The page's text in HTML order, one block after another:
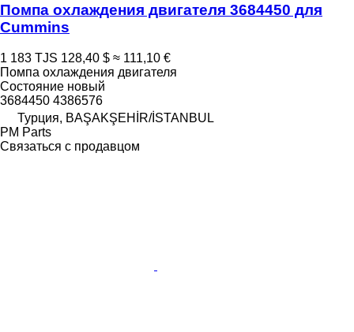
Помпа охлаждения двигателя 3684450 для
Cummins
1 183 TJS 128,40 $ ≈ 111,10 €
Помпа охлаждения двигателя
Состояние новый
3684450 4386576
Турция, BAŞAKŞEHİR/İSTANBUL
PM Parts
Связаться с продавцом